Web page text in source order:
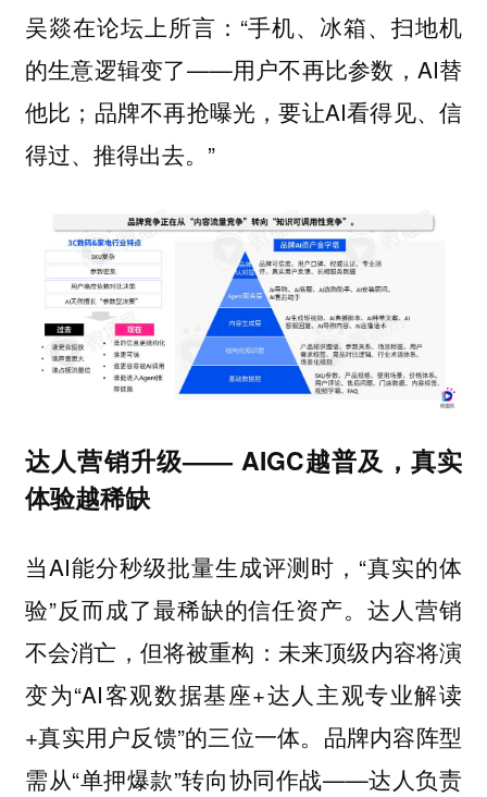
吴燚在论坛上所言：“手机、冰箱、扫地机
的生意逻辑变了——用户不再比参数，AI替
他比；品牌不再抢曝光，要让AI看得见、信
得过、推得出去。”
达人营销升级—— AIGC越普及，真实
体验越稀缺
当AI能分秒级批量生成评测时，“真实的体
验”反而成了最稀缺的信任资产。达人营销
不会消亡，但将被重构：未来顶级内容将演
变为“AI客观数据基座+达人主观专业解读
+真实用户反馈”的三位一体。品牌内容阵型
需从“单押爆款”转向协同作战——达人负责